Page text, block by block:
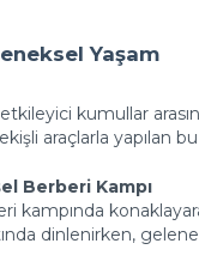
Yaşam
etkileyici kumullar
araçlarla yapılan
Berberi Kampı
kampında
dinlenirken,